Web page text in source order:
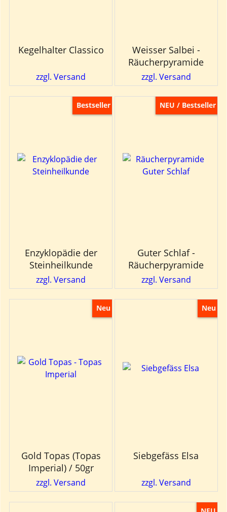
Kegelhalter Classico
zzgl. Versand
Weisser Salbei -
Räucherpyramide
zzgl. Versand
Bestseller
Enzyklopädie der
Steinheilkunde
zzgl. Versand
NEU / Bestseller
Guter Schlaf -
Räucherpyramide
zzgl. Versand
Neu
Gold Topas (Topas
Imperial) / 50gr
zzgl. Versand
Neu
Siebgefäss Elsa
zzgl. Versand